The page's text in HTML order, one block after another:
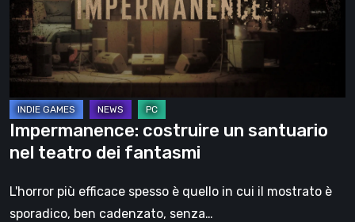
nel
teatro
dei
fantasmi
Impermanence: costruire un santuario
nel teatro dei fantasmi
L'horror più efficace spesso è quello in cui il mostrato è
sporadico, ben cadenzato, senza…